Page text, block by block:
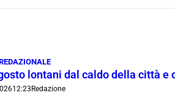
lontani dal caldo della città
12:23 Redazione